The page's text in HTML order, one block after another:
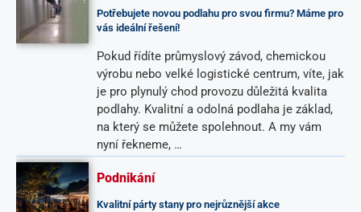
Potřebujete novou podlahu pro svou firmu? Máme pro
vás ideální řešení!
Pokud řídíte průmyslový závod, chemickou
výrobu nebo velké logistické centrum, víte, jak
je pro plynulý chod provozu důležitá kvalita
podlahy. Kvalitní a odolná podlaha je základ,
na který se můžete spolehnout. A my vám
nyní řekneme, …
Podnikání
Kvalitní párty stany pro nejrůznější akce